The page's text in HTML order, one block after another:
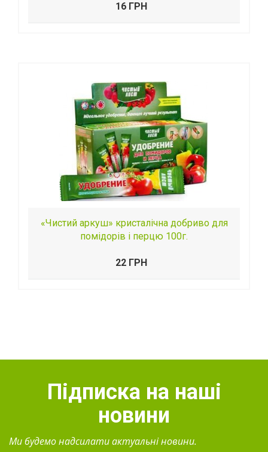
16 ГРН
«Чистий аркуш» кристалічна добриво для
помідорів і перцю 100г.
22 ГРН
Підписка на наші
новини
Ми будемо надсилати актуальні новини.